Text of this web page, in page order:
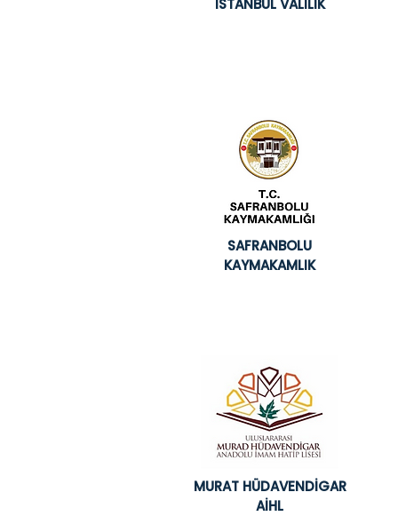
SAFRANBOLU
KAYMAKAMLIK
MURAT HÜDAVENDİGAR
AİHL